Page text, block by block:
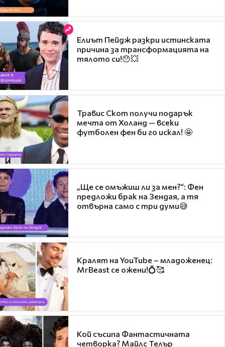
Елиът Пейдж разкри истинската
причина за трансформацията на
тялото си!😯💥
Травис Скот получи подарък
мечта от Холанд — всеки
футболен фен би го искал! 🤩
„Ще се омъжиш ли за мен?“: Фен
предложи брак на Зендая, а тя
отвърна само с три думи😅
Кралят на YouTube – младоженец:
MrBeast се ожени!💍🥰
Кой съсипа Фантастичната
четворка? Майлс Телър